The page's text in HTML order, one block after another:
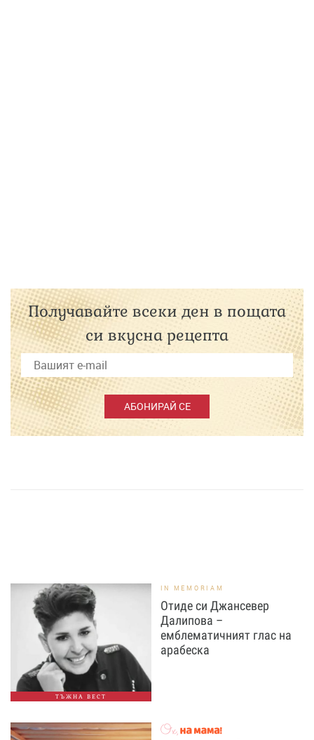
Получавайте всеки ден в пощата
си вкусна рецепта
АБОНИРАЙ СЕ
ТЪЖНА ВЕСТ
IN MEMORIAM
Отиде си Джансевер
Далипова –
емблематичният глас на
арабеска